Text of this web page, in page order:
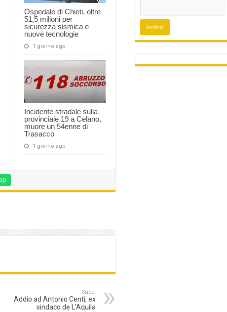
Ospedale di Chieti, oltre
51,5 milioni per
sicurezza sismica e
nuove tecnologie
1 giorno ago
Incidente stradale sulla
provinciale 19 a Celano,
muore un 54enne di
Trasacco
1 giorno ago
Succ.
Addio ad Antonio Centi, ex
sindaco de L’Aquila